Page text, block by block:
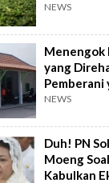
NEWS
Menengok
yang
Pemberani
Perang
NEWS
Duh! PN
Moeng
Kabulkan